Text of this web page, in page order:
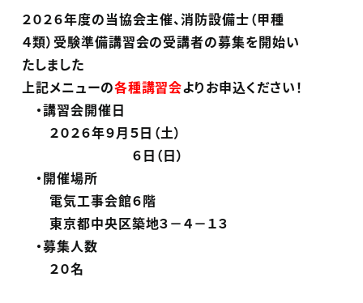
２０２６年度の当協会主催、消防設備士（甲種
４類）受験準備講習会の受講者の募集を開始い
たしました
上記メニューの各種講習会よりお申込ください！
・講習会開催日
２０２６年９月５日（土）
６日（日）
・開催場所
電気工事会館６階
東京都中央区築地３－４－１３
・募集人数
２０名